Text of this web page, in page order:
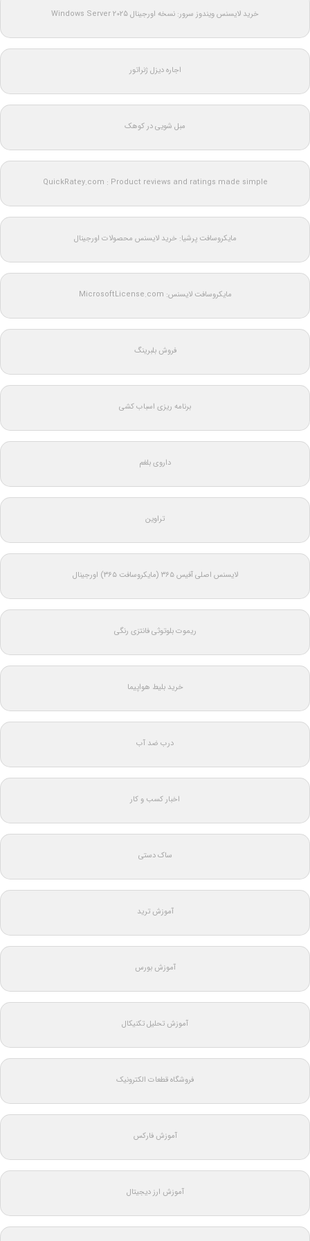
خرید لایسنس ویندوز سرور: نسخه اورجینال Windows Server 2025
اجاره دیزل ژنراتور
مبل شویی در کوهک
QuickRatey.com : Product reviews and ratings made simple
مایکروسافت پرشیا: خرید لایسنس محصولات اورجینال
مایکروسافت لایسنس: MicrosoftLicense.com
فروش بلبرینگ
برنامه ریزی اسباب کشی
داروی بلغم
تراوین
لایسنس اصلی آفیس ۳۶۵ (مایکروسافت ۳۶۵) اورجینال
ریموت بلوتوثی فانتزی رنگی
خرید بلیط هواپیما
درب ضد آب
اخبار کسب و کار
ساک دستی
آموزش ترید
آموزش بورس
آموزش تحلیل تکنیکال
فروشگاه قطعات الکترونیک
آموزش فارکس
آموزش ارز دیجیتال